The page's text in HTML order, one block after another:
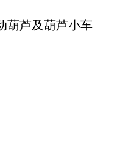
葫芦及葫芦小车